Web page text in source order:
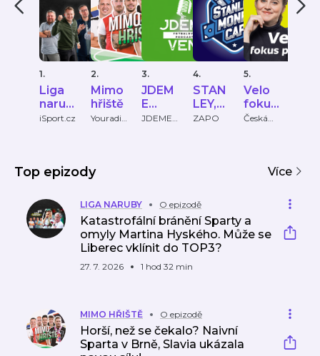
1.
Liga
narub
y
iSport.cz
2.
Mimo
hřiště
Youradio
3.
JDEM
E
VEN!
JDEME
4.
STAN
LEY,
MON
ZAPO
5.
Velo
fokus
ČT
Česká
Top epizody Více
LIGA NARUBY O epizodě
Katastrofální bránění Sparty a
omyly Martina Hyského. Může se
Liberec vklínit do TOP3?
27. 7. 2026 1 hod 32 min
MIMO HŘIŠTĚ O epizodě
Horší, než se čekalo? Naivní
Sparta v Brně, Slavia ukázala